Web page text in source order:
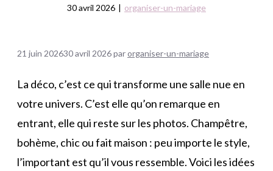
30 avril 2026 | organiser-un-mariage
21 juin 202630 avril 2026parorganiser-un-mariage
La déco, c’est ce qui transforme une salle nue en
votre univers. C’est elle qu’on remarque en
entrant, elle qui reste sur les photos. Champêtre,
bohème, chic ou fait maison : peu importe le style,
l’important est qu’il vous ressemble. Voici les idées